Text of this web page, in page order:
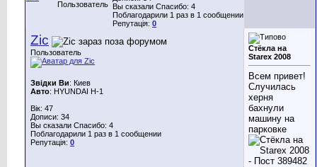
Пользователь Вы сказали Спасибо: 4
Поблагодарили 1 раз в 1 сообщении
Репутація: 0
Zic
Пользователь
Звідки Ви: Киев
Авто: HYUNDAI H-1
Вік: 47
Дописи: 34
Вы сказали Спасибо: 4
Поблагодарили 1 раз в 1 сообщении
Репутація: 0
Стёкла на
Starex 2008
Всем привет!
Случилась
херня
бахнули
машину на
парковке